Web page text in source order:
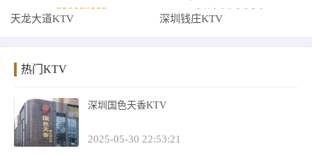
天龙大道KTV 深圳钱庄KTV
热门KTV
深圳国色天香KTV
2025-05-30 22:53:21